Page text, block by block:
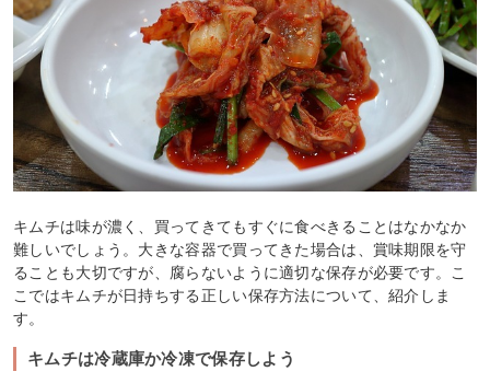
キムチは味が濃く、買ってきてもすぐに食べきることはなかなか
難しいでしょう。大きな容器で買ってきた場合は、賞味期限を守
ることも大切ですが、腐らないように適切な保存が必要です。こ
こではキムチが日持ちする正しい保存方法について、紹介しま
す。
キムチは冷蔵庫か冷凍で保存しよう